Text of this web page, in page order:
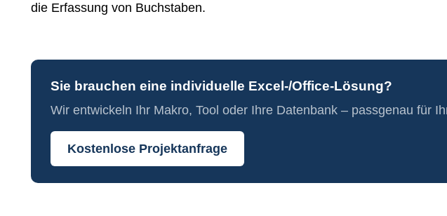
die Erfassung von Buchstaben.
Sie brauchen eine individuelle Excel-/Office-Lösung?
Wir entwickeln Ihr Makro, Tool oder Ihre Datenbank – passgenau für
Kostenlose Projektanfrage